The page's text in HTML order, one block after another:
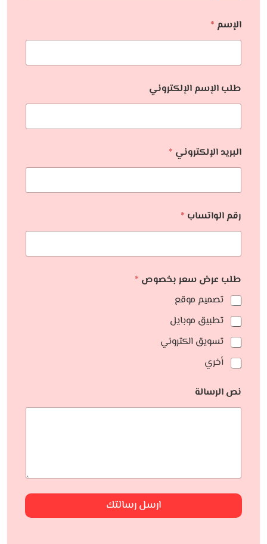
الإسم *
طلب الإسم الإلكتروني
البريد الإلكتروني *
رقم الواتساب *
طلب عرض سعر بخصوص *
تصميم موقع
تطبيق موبايل
تسويق الكتروني
أخري
نص الرسالة
ارسل رسالتك